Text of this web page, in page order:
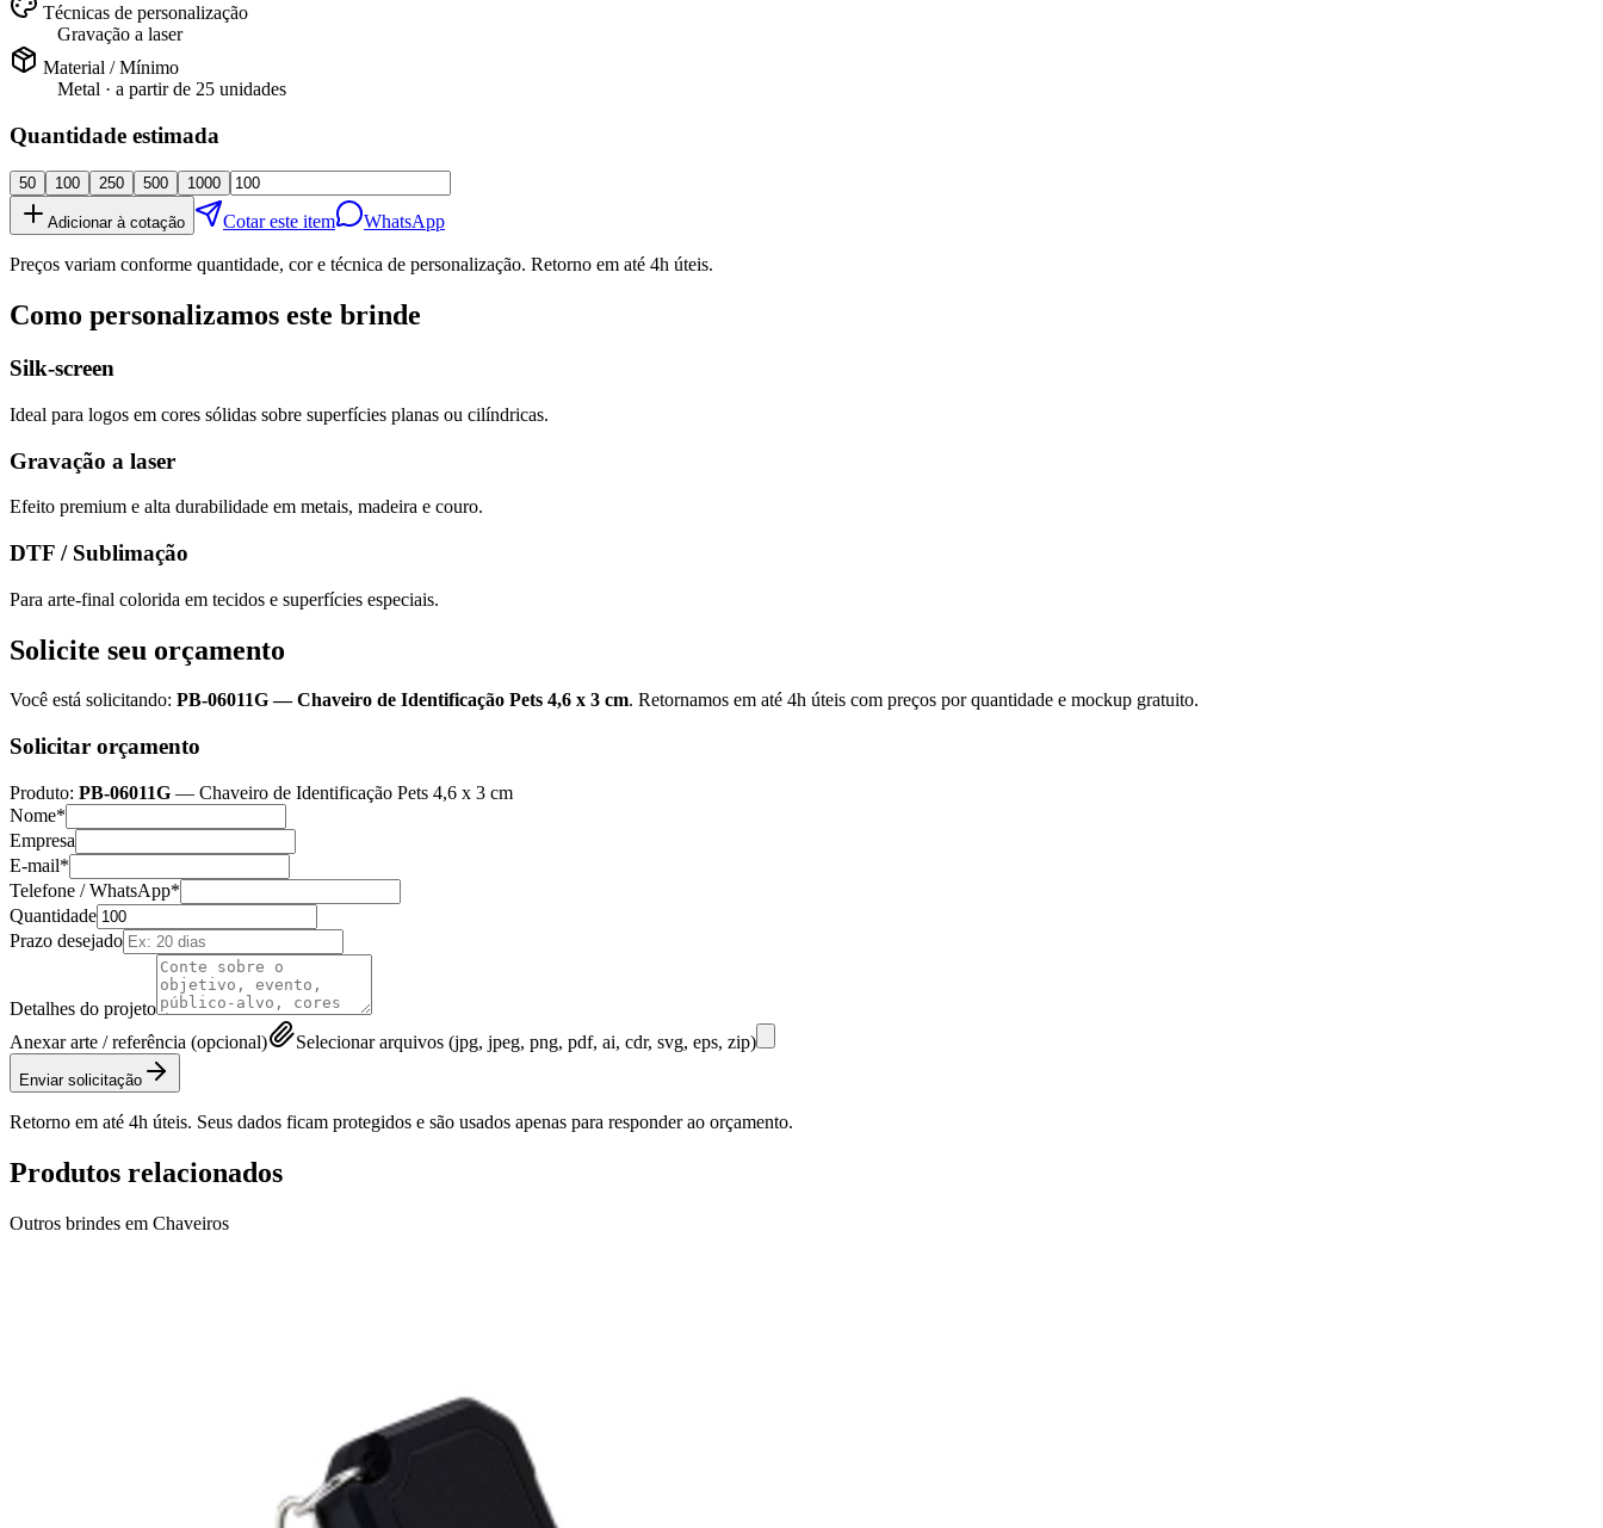
Técnicas de personalização
Gravação a laser
Material / Mínimo
Metal · a partir de 25 unidades
Quantidade estimada
50 100 250 500 1000
Adicionar à cotação Cotar este item WhatsApp
Preços variam conforme quantidade, cor e técnica de personalização. Retorno em até 4h úteis.
Como personalizamos este brinde
Silk-screen
Ideal para logos em cores sólidas sobre superfícies planas ou cilíndricas.
Gravação a laser
Efeito premium e alta durabilidade em metais, madeira e couro.
DTF / Sublimação
Para arte-final colorida em tecidos e superfícies especiais.
Solicite seu orçamento
Você está solicitando: PB-06011G—Chaveiro de Identificação Pets 4,6 x 3 cm. Retornamos em até 4h úteis com preços por quantidade e mockup gratuito.
Solicitar orçamento
Produto: PB-06011G — Chaveiro de Identificação Pets 4,6 x 3 cm
Nome*
Empresa
E-mail*
Telefone / WhatsApp*
Quantidade
Prazo desejado
Detalhes do projeto
Anexar arte / referência (opcional)
Selecionar arquivos (jpg, jpeg, png, pdf, ai, cdr, svg, eps, zip)
Enviar solicitação
Retorno em até 4h úteis. Seus dados ficam protegidos e são usados apenas para responder ao orçamento.
Produtos relacionados
Outros brindes em Chaveiros